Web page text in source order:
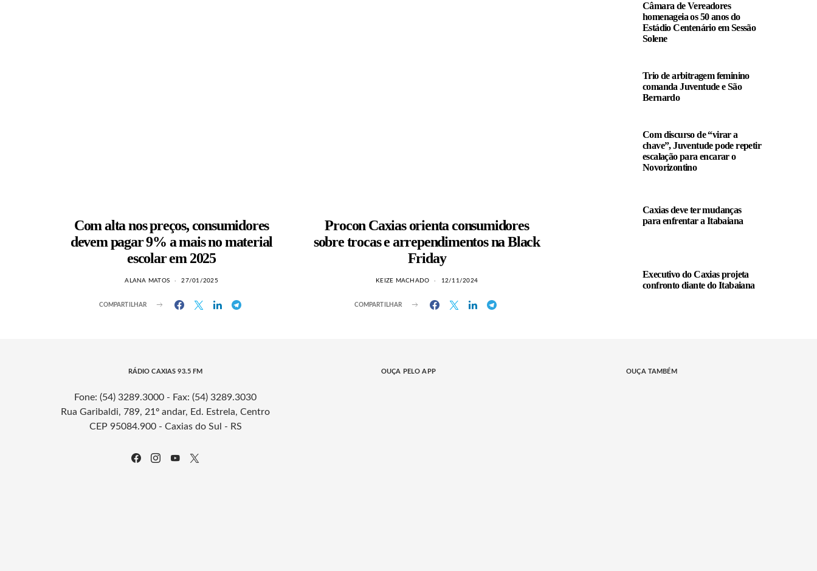
Com alta nos preços, consumidores
devem pagar 9% a mais no material
escolar em 2025
ALANA MATOS 27/01/2025
COMPARTILHAR
Procon Caxias orienta consumidores
sobre trocas e arrependimentos na Black
Friday
KEIZE MACHADO 12/11/2024
COMPARTILHAR
Câmara de Vereadores
homenageia os 50 anos do
Estádio Centenário em Sessão
Solene
Trio de arbitragem feminino
comanda Juventude e São
Bernardo
Com discurso de “virar a
chave”, Juventude pode repetir
escalação para encarar o
Novorizontino
Caxias deve ter mudanças
para enfrentar a Itabaiana
Executivo do Caxias projeta
confronto diante do Itabaiana
RÁDIO CAXIAS 93.5 FM
Fone: (54) 3289.3000 - Fax: (54) 3289.3030
Rua Garibaldi, 789, 21º andar, Ed. Estrela, Centro
CEP 95084.900 - Caxias do Sul - RS
OUÇA PELO APP OUÇA TAMBÉM